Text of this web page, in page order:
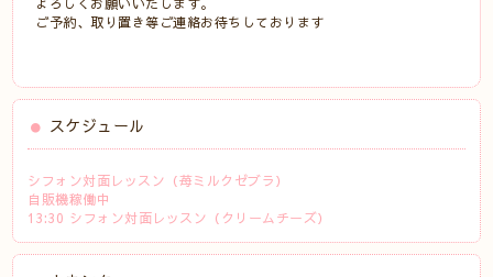
ご予約、取り置き等ご連絡お待ちしております
スケジュール
シフォン対面レッスン（苺ミルクゼブラ）
自販機稼働中
13:30 シフォン対面レッスン（クリームチーズ）